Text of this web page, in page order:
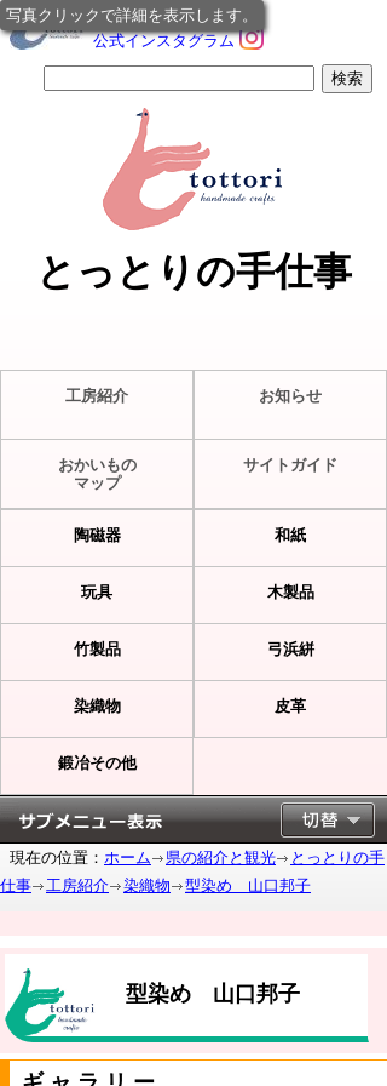
写真クリックで詳細を表示します。
公式インスタグラム
とっとりの手仕事
工房紹介 お知らせ
おかいもの
マップ
サイトガイド
陶磁器 和紙
玩具 木製品
竹製品 弓浜絣
染織物 皮革
鍛冶その他
現在の位置： ホーム 県の紹介と観光
とっとりの手
仕事
工房紹介 染織物 型染め 山口邦子
型染め 山口邦子